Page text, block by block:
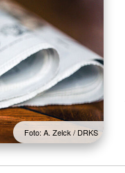
Foto: A. Zelck / DRKS